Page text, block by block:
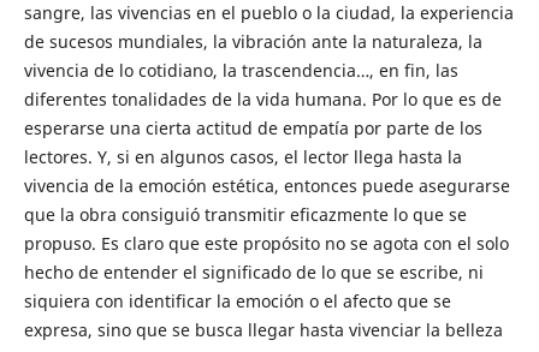
sangre, las vivencias en el pueblo o la ciudad, la experiencia
de sucesos mundiales, la vibración ante la naturaleza, la
vivencia de lo cotidiano, la trascendencia…, en fin, las
diferentes tonalidades de la vida humana. Por lo que es de
esperarse una cierta actitud de empatía por parte de los
lectores. Y, si en algunos casos, el lector llega hasta la
vivencia de la emoción estética, entonces puede asegurarse
que la obra consiguió transmitir eficazmente lo que se
propuso. Es claro que este propósito no se agota con el solo
hecho de entender el significado de lo que se escribe, ni
siquiera con identificar la emoción o el afecto que se
expresa, sino que se busca llegar hasta vivenciar la belleza